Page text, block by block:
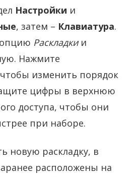
Настройки и
, затем – Клавиатура.
Раскладкии
Нажмите
изменить порядок
цифры в верхнюю
доступа, чтобы они
при наборе.
новую раскладку, в
расположены на